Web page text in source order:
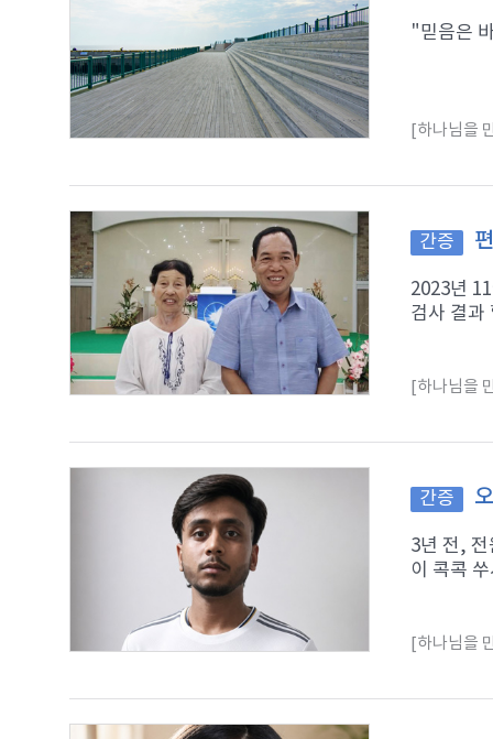
"믿음은
[하나님을
간증
2023년
검사 결과
[하나님을
간증
3년 전,
이 콕콕
[하나님을